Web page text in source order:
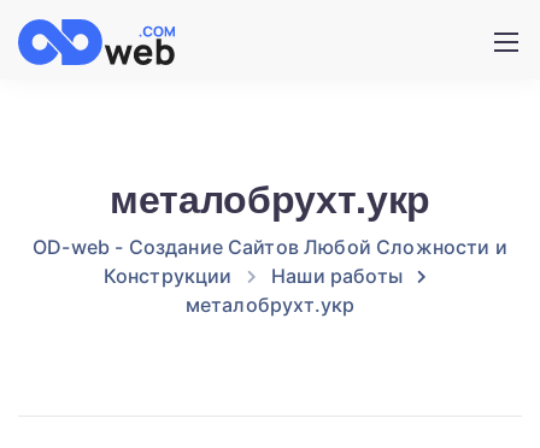
металобрухт.укр
OD-web - Создание Сайтов Любой Сложности и
Конструкции
Наши работы
металобрухт.укр